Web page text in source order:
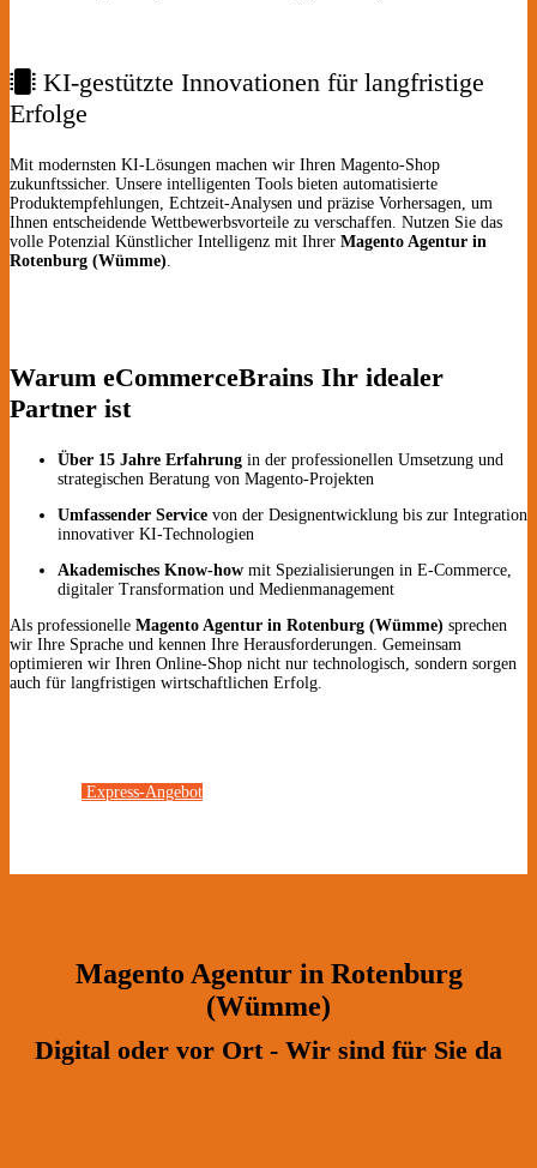
KI-gestützte Innovationen für langfristige
Erfolge
Mit modernsten KI-Lösungen machen wir Ihren Magento-Shop
zukunftssicher. Unsere intelligenten Tools bieten automatisierte
Produktempfehlungen, Echtzeit-Analysen und präzise Vorhersagen, um
Ihnen entscheidende Wettbewerbsvorteile zu verschaffen. Nutzen Sie das
volle Potenzial Künstlicher Intelligenz mit Ihrer Magento Agentur in
Rotenburg (Wümme)
Warum eCommerceBrains Ihr idealer
Partner ist
Über 15 Jahre Erfahrung in der professionellen Umsetzung und
strategischen Beratung von Magento-Projekten
Umfassender Service von der Designentwicklung bis zur Integration
innovativer KI-Technologien
Akademisches Know-how mit Spezialisierungen in E-Commerce,
digitaler Transformation und Medienmanagement
Als professionelle Magento Agentur in Rotenburg (Wümme) sprechen
wir Ihre Sprache und kennen Ihre Herausforderungen. Gemeinsam
optimieren wir Ihren Online-Shop nicht nur technologisch, sondern sorgen
auch für langfristigen wirtschaftlichen Erfolg.
Express-Angebot
Magento Agentur in Rotenburg
(Wümme)
Digital oder vor Ort - Wir sind für Sie da